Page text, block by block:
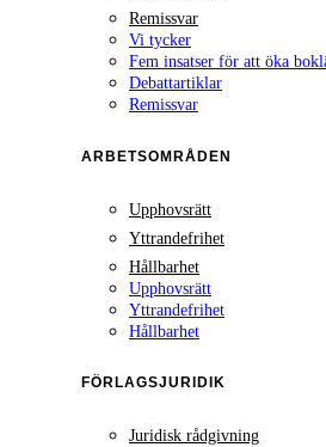
Remissvar
Vi tycker
Fem insatser för att öka
Debattartiklar
Remissvar
ARBETSOMRÅDEN
Upphovsrätt
Yttrandefrihet
Hållbarhet
Upphovsrätt
Yttrandefrihet
Hållbarhet
FÖRLAGSJURIDIK
Juridisk rådgivning